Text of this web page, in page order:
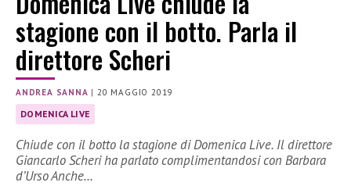
stagione con il botto. Parla il
direttore Scheri
ANDREA SANNA | 20 MAGGIO 2019
DOMENICA LIVE
Chiude con il botto la stagione di Domenica Live. Il direttore
Giancarlo Scheri ha parlato complimentandosi con Barbara
d’Urso Anche…